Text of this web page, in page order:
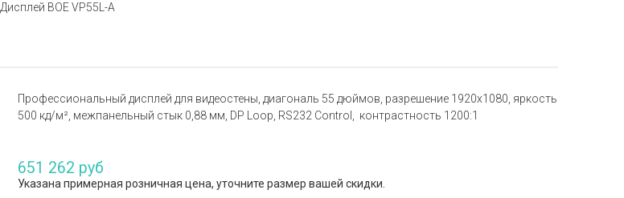
Дисплей BOE VP55L-A
Профессиональный дисплей для видеостены, диагональ 55 дюймов, разрешение 1920x1080, яркость
500 кд/м², межпанельный стык 0,88 мм, DP Loop, RS232 Control, контрастность 1200:1
651 262 руб
Указана примерная розничная цена, уточните размер вашей скидки.